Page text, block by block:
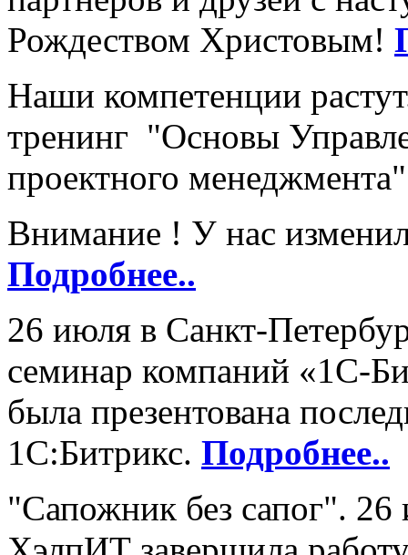
Рождеством Христовым!
Наши компетенции
тренинг "Основы
проектного
Внимание ! У нас
Подробнее..
26 июля в Санкт-
семинар компаний «1С-
была презентована
1С:Битрикс. Подробнее..
"Сапожник без сапог".